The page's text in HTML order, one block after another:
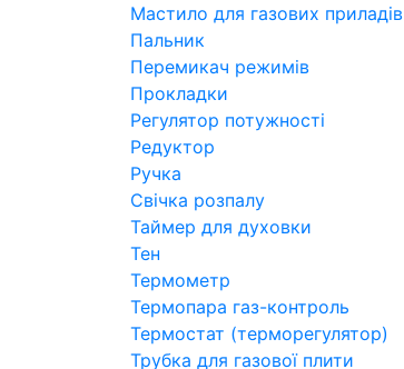
Мастило для газових приладів
Пальник
Перемикач режимів
Прокладки
Регулятор потужності
Редуктор
Ручка
Свічка розпалу
Таймер для духовки
Тен
Термометр
Термопара газ-контроль
Термостат (терморегулятор)
Трубка для газової плити